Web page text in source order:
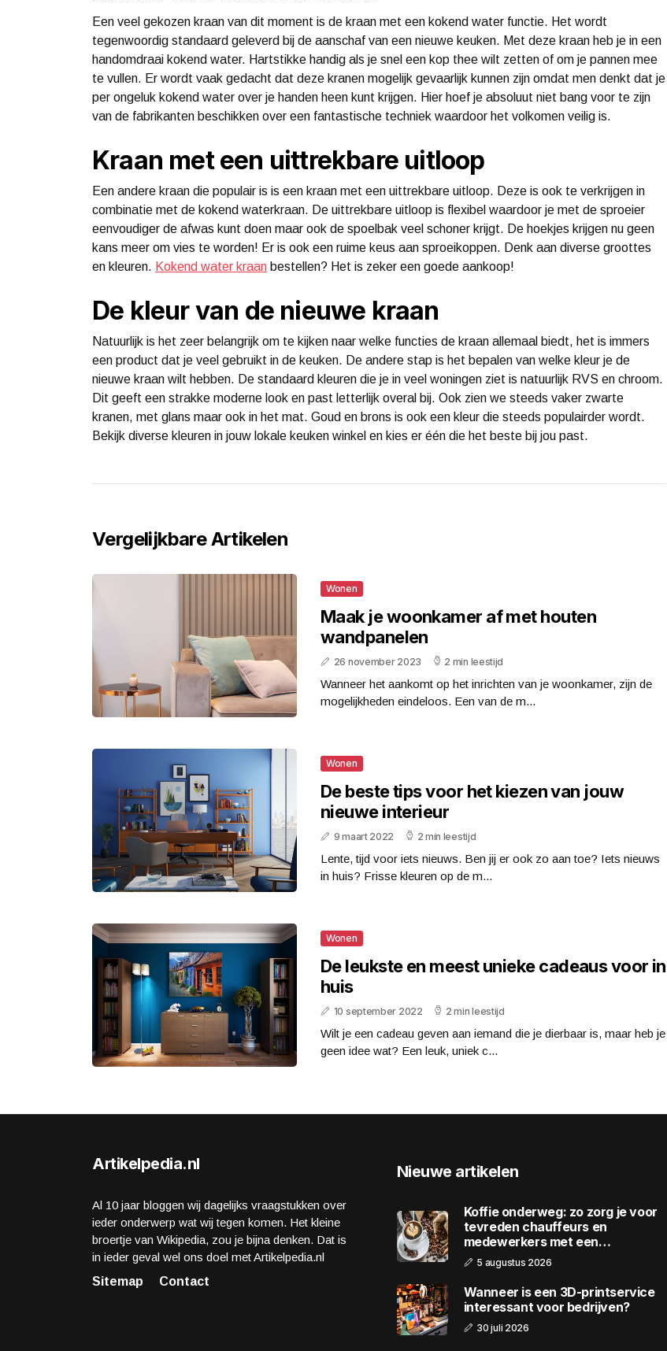
Een veel gekozen kraan van dit moment is de kraan met een kokend water functie. Het wordt
tegenwoordig standaard geleverd bij de aanschaf van een nieuwe keuken. Met deze kraan heb je in een
handomdraai kokend water. Hartstikke handig als je snel een kop thee wilt zetten of om je pannen mee
te vullen. Er wordt vaak gedacht dat deze kranen mogelijk gevaarlijk kunnen zijn omdat men denkt dat je
per ongeluk kokend water over je handen heen kunt krijgen. Hier hoef je absoluut niet bang voor te zijn
van de fabrikanten beschikken over een fantastische techniek waardoor het volkomen veilig is.
Kraan met een uittrekbare uitloop
Een andere kraan die populair is is een kraan met een uittrekbare uitloop. Deze is ook te verkrijgen in
combinatie met de kokend waterkraan. De uittrekbare uitloop is flexibel waardoor je met de sproeier
eenvoudiger de afwas kunt doen maar ook de spoelbak veel schoner krijgt. De hoekjes krijgen nu geen
kans meer om vies te worden! Er is ook een ruime keus aan sproeikoppen. Denk aan diverse groottes
en kleuren. Kokend water kraan bestellen? Het is zeker een goede aankoop!
De kleur van de nieuwe kraan
Natuurlijk is het zeer belangrijk om te kijken naar welke functies de kraan allemaal biedt, het is immers
een product dat je veel gebruikt in de keuken. De andere stap is het bepalen van welke kleur je de
nieuwe kraan wilt hebben. De standaard kleuren die je in veel woningen ziet is natuurlijk RVS en chroom.
Dit geeft een strakke moderne look en past letterlijk overal bij. Ook zien we steeds vaker zwarte
kranen, met glans maar ook in het mat. Goud en brons is ook een kleur die steeds populairder wordt.
Bekijk diverse kleuren in jouw lokale keuken winkel en kies er één die het beste bij jou past.
Vergelijkbare Artikelen
Wonen
Maak je woonkamer af met houten
wandpanelen
26 november 2023 2 min leestijd
Wanneer het aankomt op het inrichten van je woonkamer, zijn de
mogelijkheden eindeloos. Een van de m...
Wonen
De beste tips voor het kiezen van jouw
nieuwe interieur
9 maart 2022 2 min leestijd
Lente, tijd voor iets nieuws. Ben jij er ook zo aan toe? Iets nieuws
in huis? Frisse kleuren op de m...
Wonen
De leukste en meest unieke cadeaus voor in
huis
10 september 2022 2 min leestijd
Wilt je een cadeau geven aan iemand die je dierbaar is, maar heb je
geen idee wat? Een leuk, uniek c...
Artikelpedia.nl
Al 10 jaar bloggen wij dagelijks vraagstukken over
ieder onderwerp wat wij tegen komen. Het kleine
broertje van Wikipedia, zou je bijna denken. Dat is
in ieder geval wel ons doel met Artikelpedia.nl
Sitemap
Contact
Nieuwe artikelen
Koffie onderweg: zo zorg je voor
tevreden chauffeurs en
medewerkers met een
wagenpark
5 augustus 2026
Wanneer is een 3D-printservice
interessant voor bedrijven?
30 juli 2026